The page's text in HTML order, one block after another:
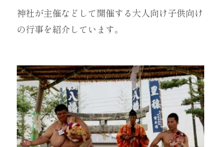
神社が主催などして開催する大人向け子供向け
の行事を紹介しています。